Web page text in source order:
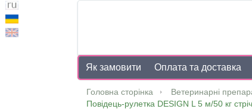
Як замовити Оплата та доставка
Головна сторінка Ветеринарні
Повідець-рулетка DESIGN L 5 м/50 кг